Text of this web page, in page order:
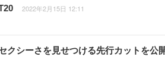
2022年2月15日 12:11
クシーさを見せつける先行カットを公